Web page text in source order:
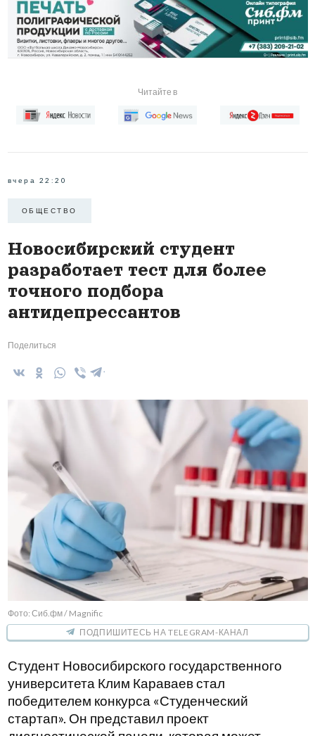
Читайте в
вчера 22:20
ОБЩЕСТВО
Новосибирский студент
разработает тест для более
точного подбора
антидепрессантов
Поделиться
Фото: Сиб.фм / Magnific
ПОДПИШИТЕСЬ НА TELEGRAM-КАНАЛ
Студент Новосибирского государственного
университета Клим Караваев стал
победителем конкурса «Студенческий
стартап». Он представил проект